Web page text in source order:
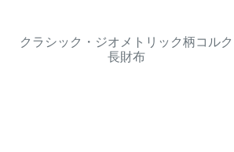
クラシック・ジオメトリック柄コルク
長財布